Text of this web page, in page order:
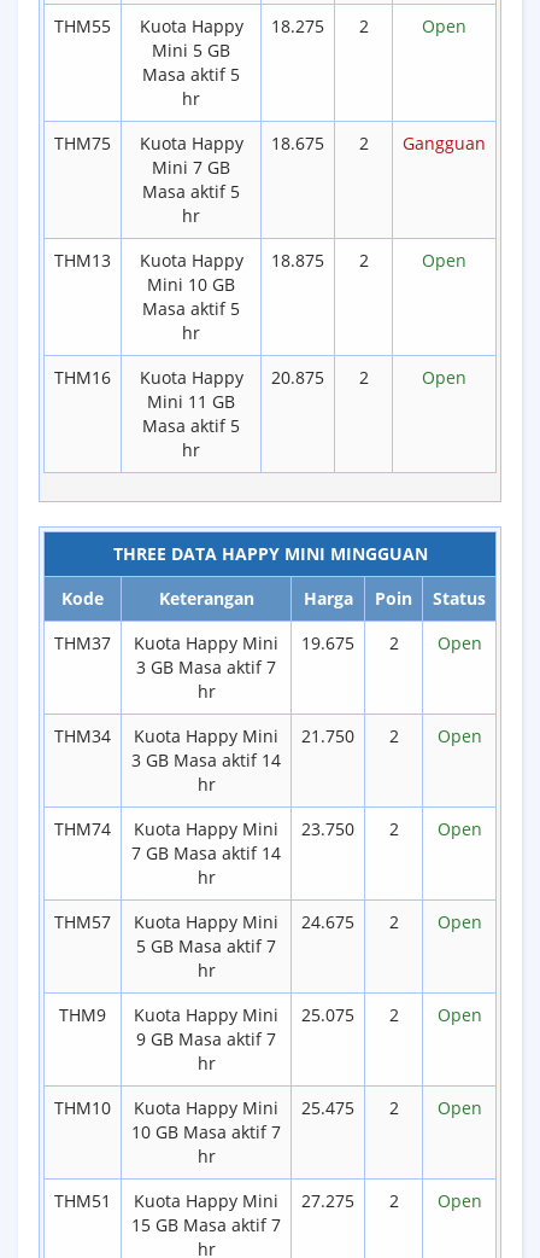
THM55
Kuota Happy
Mini 5 GB
Masa aktif 5
hr
18.275 2 Open
THM75
Kuota Happy
Mini 7 GB
Masa aktif 5
hr
18.675 2 Gangguan
THM13
Kuota Happy
Mini 10 GB
Masa aktif 5
hr
18.875 2 Open
THM16
Kuota Happy
Mini 11 GB
Masa aktif 5
hr
20.875 2 Open
THREE DATA HAPPY MINI MINGGUAN
Kode
Keterangan Harga Poin
Status
THM37
Kuota Happy Mini
3 GB Masa aktif 7
hr
19.675 2 Open
THM34
Kuota Happy Mini
3 GB Masa aktif 14
hr
21.750 2 Open
THM74
Kuota Happy Mini
7 GB Masa aktif 14
hr
23.750 2 Open
THM57
Kuota Happy Mini
5 GB Masa aktif 7
hr
24.675 2 Open
THM9
Kuota Happy Mini
9 GB Masa aktif 7
hr
25.075 2 Open
THM10
Kuota Happy Mini
10 GB Masa aktif 7
hr
25.475 2 Open
THM51
Kuota Happy Mini
15 GB Masa aktif 7
hr
27.275 2 Open